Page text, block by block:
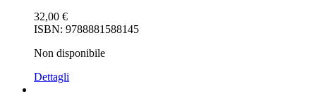
32,00 €
ISBN: 9788881588145
Non disponibile
Dettagli